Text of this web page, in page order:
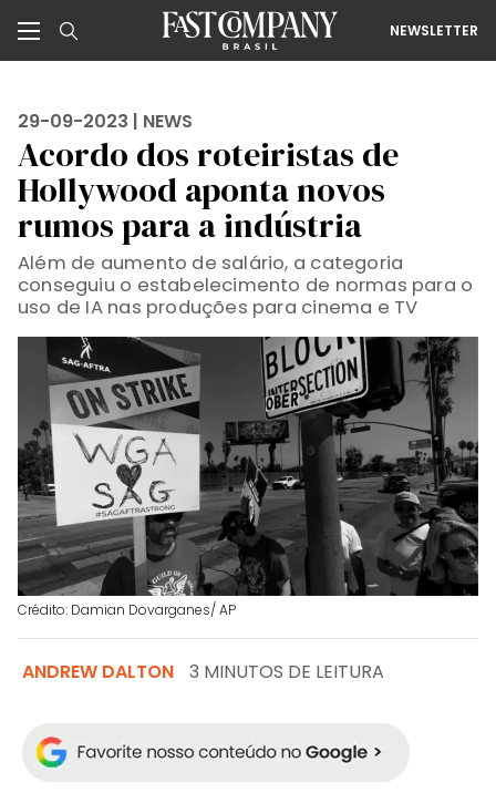
NEWSLETTER
29-09-2023 | NEWS
Acordo dos roteiristas de
Hollywood aponta novos
rumos para a indústria
Além de aumento de salário, a categoria
conseguiu o estabelecimento de normas para o
uso de IA nas produções para cinema e TV
Crédito: Damian Dovarganes/ AP
ANDREW DALTON 3 MINUTOS DE LEITURA